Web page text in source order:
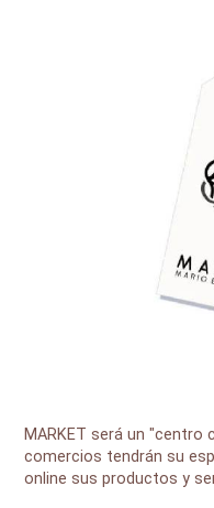
MARKET será un "centro
comercios tendrán su
online sus productos y